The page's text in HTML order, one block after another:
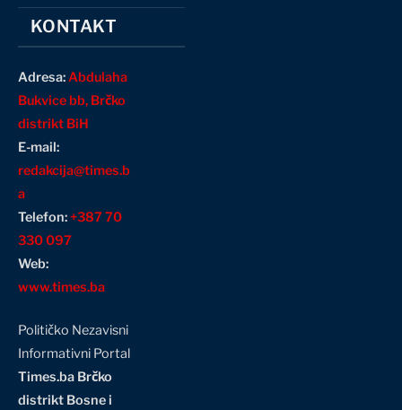
KONTAKT
Adresa:Abdulaha
Bukvice bb, Brčko
distrikt BiH
E-mail:
redakcija@times.b
a
Telefon:+387 70
330 097
Web:
www.times.ba
Političko Nezavisni
Informativni Portal
Times.ba Brčko
distrikt Bosne i